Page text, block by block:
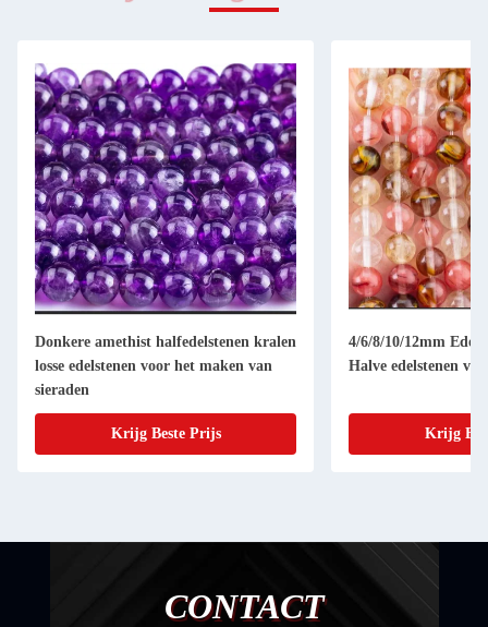
Donkere amethist halfedelstenen kralen
losse edelstenen voor het maken van
sieraden
Krijg Beste Prijs
4/6/8/10/12mm
Halve edelstenen
Krijg
CONTACT